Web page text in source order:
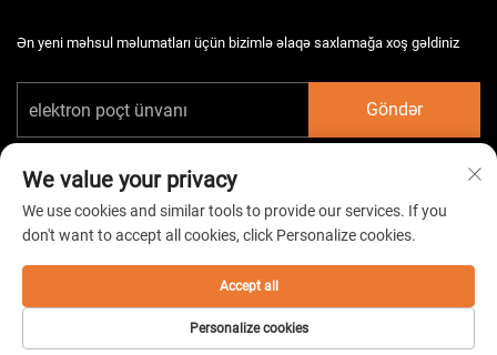
Ən yeni məhsul məlumatları üçün bizimlə əlaqə saxlamağa xoş gəldiniz
Göndər
Copyright © 2026 Çin Taizhou HarsMarg Elektromexaniki Şirkəti Ltd. Bütün
hüquqlar qorunur. - Gizlilik Siyasəti
We value your privacy
We use cookies and similar tools to provide our services. If you
don't want to accept all cookies, click Personalize cookies.
Personalize cookies
Accept all